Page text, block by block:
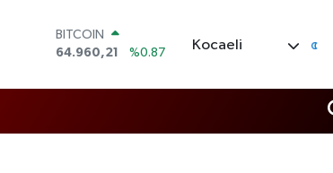
DOLAR
47,7436
%0.18
64,4811
%0.38
Kocaeli